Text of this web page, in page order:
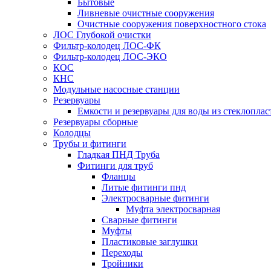
Бытовые
Ливневые очистные сооружения
Очистные сооружения поверхностного стока
ЛОС Глубокой очистки
Фильтр-колодец ЛОС-ФК
Фильтр-колодец ЛОС-ЭКО
КОС
КНС
Модульные насосные станции
Резервуары
Емкости и резервуары для воды из
Резервуары сборные
Колодцы
Трубы и фитинги
Гладкая ПНД Труба
Фитинги для труб
Фланцы
Литые фитинги пнд
Электросварные фитинги
Муфта электросварная
Сварные фитинги
Муфты
Пластиковые заглушки
Переходы
Тройники